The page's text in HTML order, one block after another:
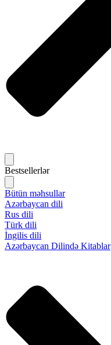
Bestsellerlər
Bütün məhsullar
Azərbaycan dili
Rus dili
Türk dili
İngilis dili
Azərbaycan Dilində Kitablar